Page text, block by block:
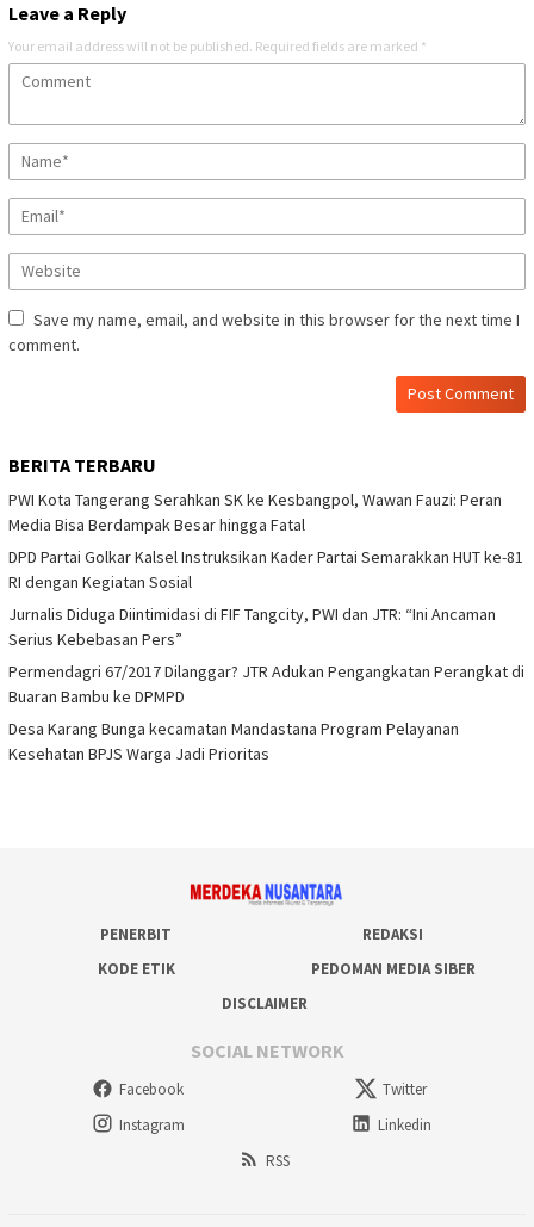
Leave a Reply
Your email address will not be published. Required fields are marked *
Save my name, email, and website in this browser for the next time I
comment.
BERITA TERBARU
PWI Kota Tangerang Serahkan SK ke Kesbangpol, Wawan Fauzi: Peran
Media Bisa Berdampak Besar hingga Fatal
DPD Partai Golkar Kalsel Instruksikan Kader Partai Semarakkan HUT ke-81
RI dengan Kegiatan Sosial
Jurnalis Diduga Diintimidasi di FIF Tangcity, PWI dan JTR: “Ini Ancaman
Serius Kebebasan Pers”
Permendagri 67/2017 Dilanggar? JTR Adukan Pengangkatan Perangkat di
Buaran Bambu ke DPMPD
Desa Karang Bunga kecamatan Mandastana Program Pelayanan
Kesehatan BPJS Warga Jadi Prioritas
PENERBIT
REDAKSI
KODE ETIK
PEDOMAN MEDIA SIBER
DISCLAIMER
SOCIAL NETWORK
Facebook
Twitter
Instagram
Linkedin
RSS